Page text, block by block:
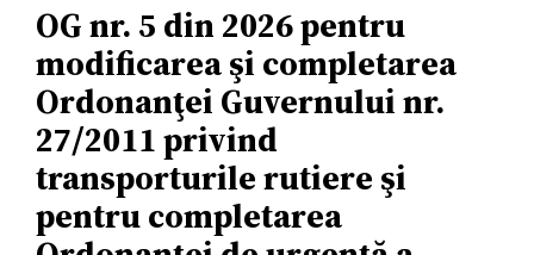
OG nr. 5 din 2026 pentru
modificarea şi completarea
Ordonanţei Guvernului nr.
27/2011 privind
transporturile rutiere şi
pentru completarea